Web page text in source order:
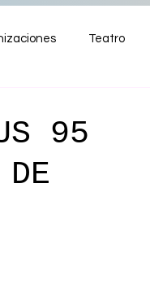
Teatro
95